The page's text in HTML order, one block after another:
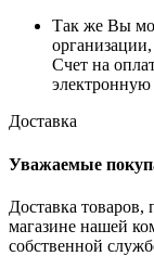
Так же Вы
Счет на
электронную
Доставка
Уважаемые
Доставка товаров,
магазине нашей
собственной